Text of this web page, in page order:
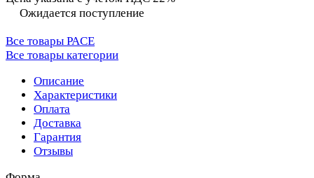
Ожидается поступление
Все товары PACE
Все товары категории
Описание
Характеристики
Оплата
Доставка
Гарантия
Отзывы